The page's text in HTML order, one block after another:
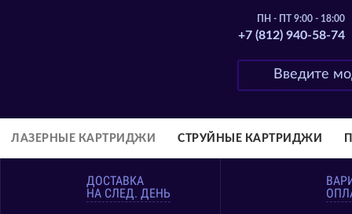
ПН - ПТ 9:00 - 18:00
+7 (812) 940-58-74
ЛАЗЕРНЫЕ КАРТРИДЖИ СТРУЙНЫЕ КАРТРИДЖИ
ДОСТАВКА
НА СЛЕД. ДЕНЬ